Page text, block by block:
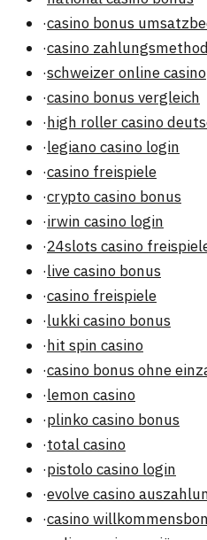
·casino bonus
·casino
·schweizer online casino
·casino bonus vergleich
·high roller casino
·legiano casino login
·casino freispiele
·crypto casino bonus
·irwin casino login
·24slots casino
·live casino bonus
·casino freispiele
·lukki casino bonus
·hit spin casino
·casino bonus ohne
·lemon casino
·plinko casino bonus
·total casino
·pistolo casino login
·evolve casino
·casino